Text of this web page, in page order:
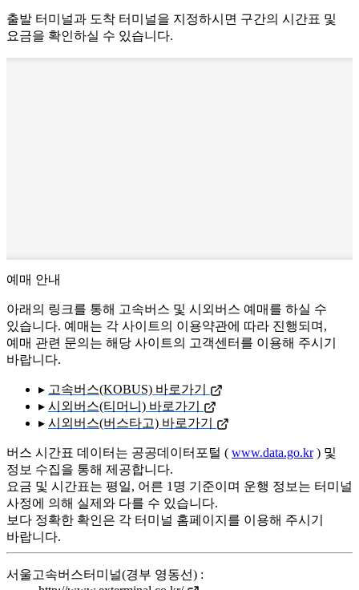
출발 터미널과 도착 터미널을 지정하시면 구간의 시간표 및
요금을 확인하실 수 있습니다.
예매 안내
아래의 링크를 통해 고속버스 및 시외버스 예매를 하실 수
있습니다. 예매는 각 사이트의 이용약관에 따라 진행되며,
예매 관련 문의는 해당 사이트의 고객센터를 이용해 주시기
바랍니다.
▸ 고속버스(KOBUS) 바로가기
▸ 시외버스(티머니) 바로가기
▸ 시외버스(버스타고) 바로가기
버스 시간표 데이터는 공공데이터포털 ( www.data.go.kr) 및
정보 수집을 통해 제공합니다.
요금 및 시간표는 평일, 어른 1명 기준이며 운행 정보는 터미널
사정에 의해 실제와 다를 수 있습니다.
보다 정확한 확인은 각 터미널 홈페이지를 이용해 주시기
바랍니다.
서울고속버스터미널(경부 영동선) :